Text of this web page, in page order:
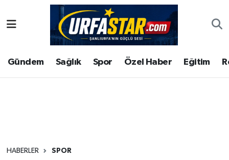
Gündem Sağlık Spor Özel Haber Eğitim
HABERLER SPOR
ASAYİS
ÇEVRE
Şanlıurfa Nöbetçi Eczaneler
Şanlıurfa Hava Durumu